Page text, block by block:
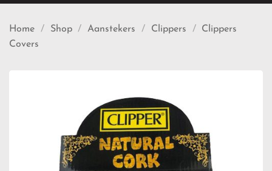
Home / Shop / Aanstekers / Clippers /
Clippers
Covers